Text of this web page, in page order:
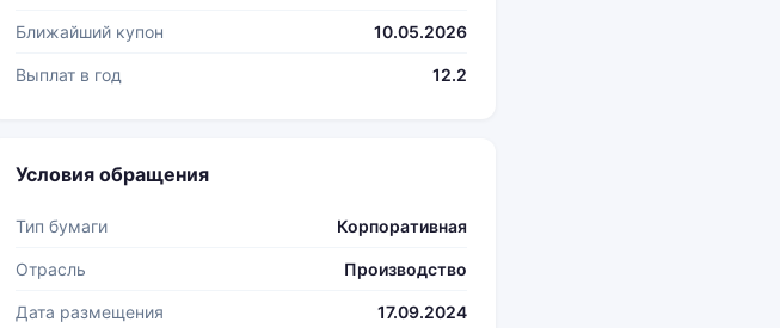
Ближайший купон 10.05.2026
Выплат в год 12.2
Условия обращения
Тип бумаги Корпоративная
Отрасль Производство
Дата размещения 17.09.2024